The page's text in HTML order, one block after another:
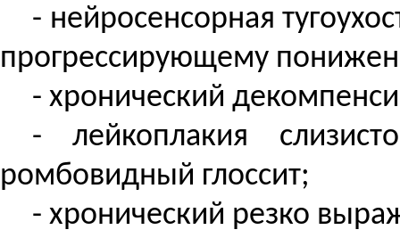
- нейросенсорная
прогрессирующему
- хронический
- лейкоплакия
ромбовидный глоссит;
- хронический резко